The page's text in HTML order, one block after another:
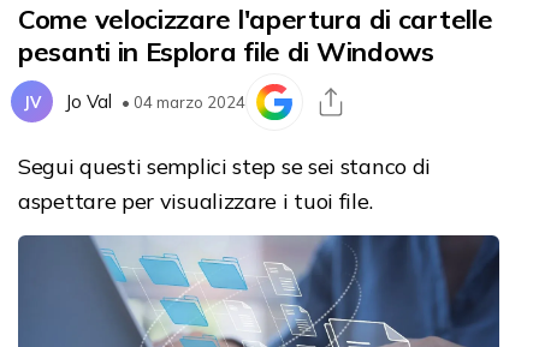
Come velocizzare l'apertura di cartelle
pesanti in Esplora file di Windows
JV Jo Val • 04 marzo 2024
Segui questi semplici step se sei stanco di
aspettare per visualizzare i tuoi file.